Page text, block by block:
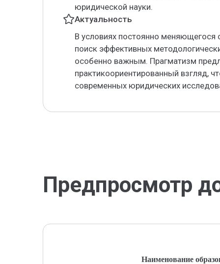
юридической науки.
Актуальность
В условиях постоянно меняющегося
поиск эффективных
особенно важным. Прагматизм
практикоориентированный взгляд,
современных юридических
Предпросмотр
Наименование